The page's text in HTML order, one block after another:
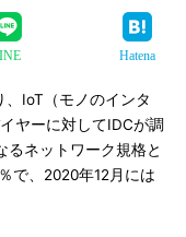
Hatena
IoT（モノのインタ
ヤーに対してIDCが調
るネットワーク規格と
で、2020年12月には